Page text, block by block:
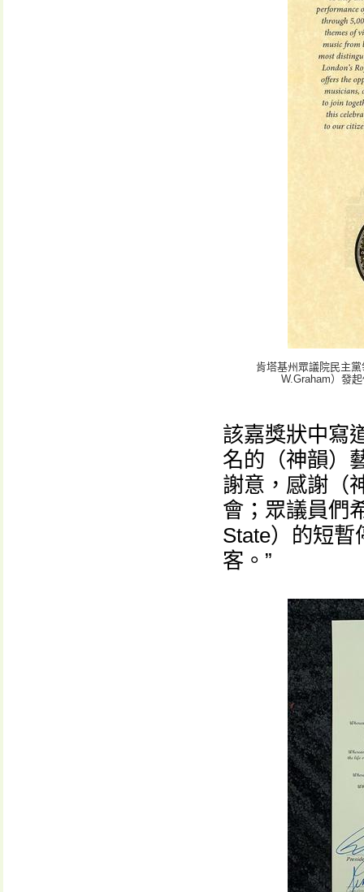
肯塔基州眾議院民主
W.Graham）發
該嘉獎狀中寫
名的（神韻）
謝意，感謝（
會；眾議員們
State）的短
客。”